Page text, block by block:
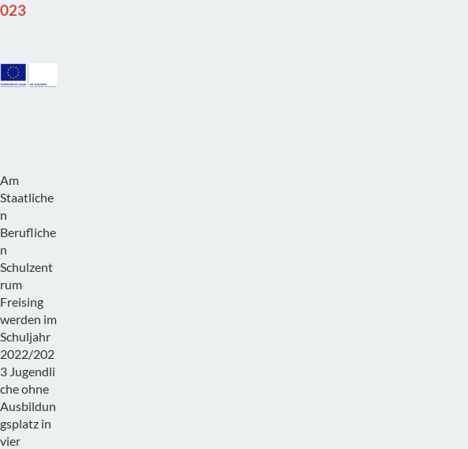
023
Am
Staatliche
n
Berufliche
n
Schulzent
rum
Freising
werden im
Schuljahr
2022/202
3 Jugendli
che ohne
Ausbildun
gsplatz in
vier